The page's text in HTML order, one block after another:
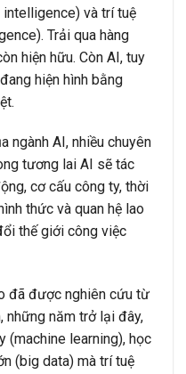
và trí tuệ
Trải qua hàng
hiện hữu. Còn AI, tuy
hiện hình bằng
ngành AI, nhiều chuyên
tương lai AI sẽ tác
cơ cấu công ty, thời
thức và quan hệ lao
thế giới công việc
đã được nghiên cứu từ
những năm trở lại đây,
(machine learning), học
(big data) mà trí tuệ